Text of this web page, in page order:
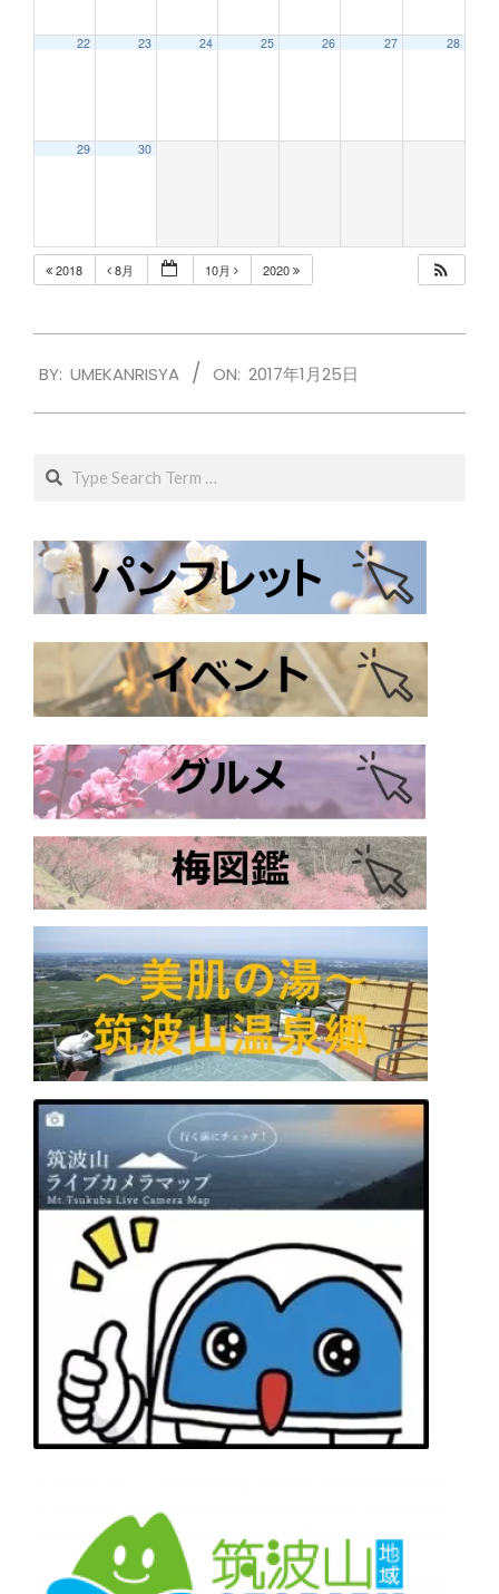
22 23 24 25 26 27 28
29 30
2018 8月 10月 2020
01-
BY: UMEKANRISYA ON: 2017年1月25日
Search